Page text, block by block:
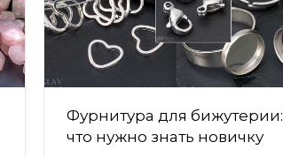
Фурнитура для бижутерии:
что нужно знать новичку